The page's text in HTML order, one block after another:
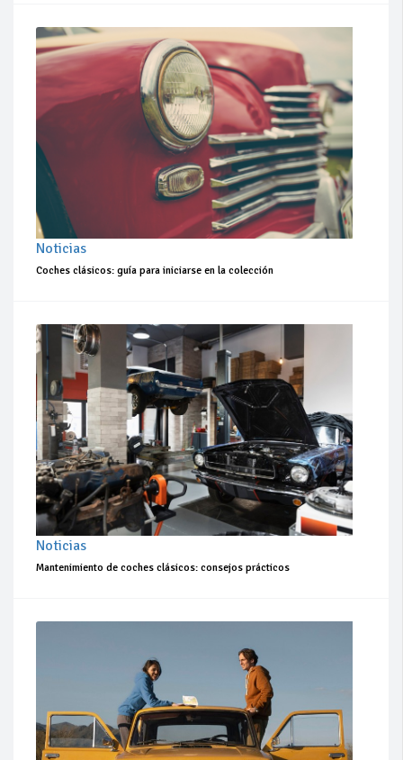
Noticias
Coches clásicos: guía para iniciarse en la colección
Noticias
Mantenimiento de coches clásicos: consejos prácticos